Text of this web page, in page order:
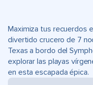
Maximiza tus recuerdos
divertido crucero de 7
Texas a bordo del
explorar las playas
en esta escapada épica.